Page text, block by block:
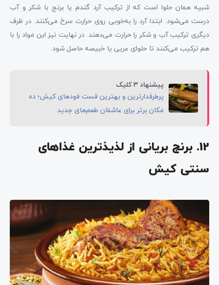
شبیه همان حلوا است که از ترکیب آرد گندم یا برنج با شکر و آب
درست می‌شود. ابتدا آرد را به‌خوبی روی حرارت سرخ می‌کنند. در ظرف
دیگری ترکیب آب و شکر را حرارت می‌دهند. در نهایت نیز این مواد را با
هم ترکیب می‌کنند تا حلوای عربی یا خبیصه حاصل شود.
پیشنهاد 3 کلیک
پرطرفدارترین و بهترین فست فودهای کیش؛ ده
مکان برتر برای عاشقان طعم‌های جدید
12. برنج بریانی از لذیذترین غذاهای
سنتی کیش